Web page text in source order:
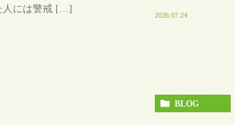
人には警戒 […]
2026.07.24
BLOG